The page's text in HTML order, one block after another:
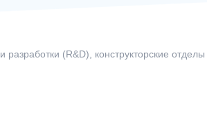
разработки (R&D), конструкторские отделы